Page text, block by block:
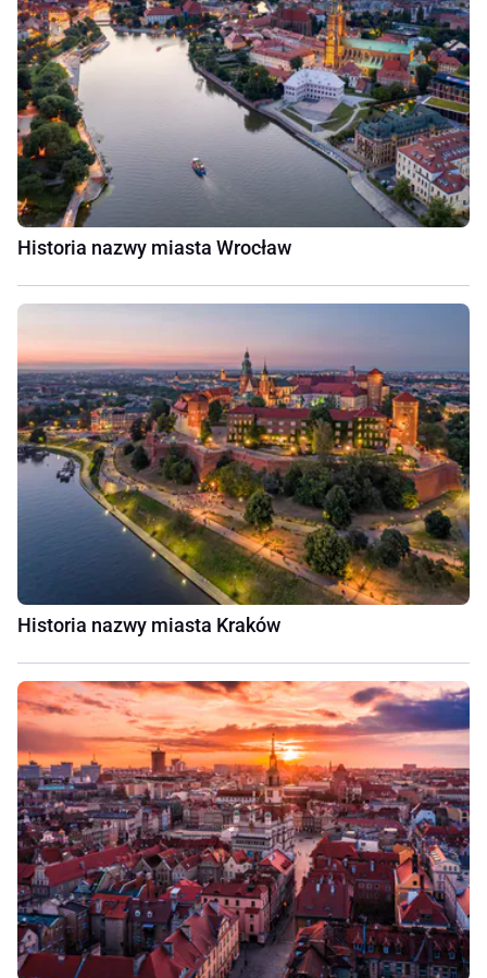
Historia nazwy miasta Wrocław
Historia nazwy miasta Kraków